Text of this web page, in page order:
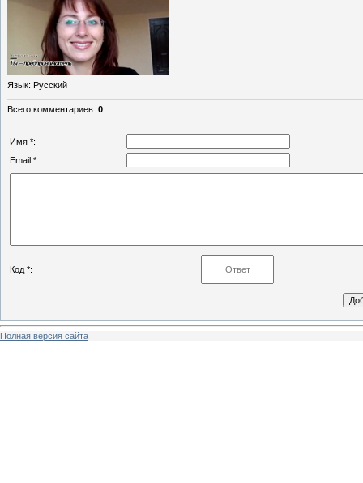
Язык: Русский
Всего комментариев: 0
Имя *:
Email *:
Код *:
Полная версия сайта